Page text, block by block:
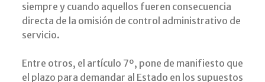
siempre y cuando aquellos fueren consecuencia
directa de la omisión de control administrativo de
servicio.
Entre otros, el artículo 7º, pone de manifiesto que
el plazo para demandar al Estado en los supuestos